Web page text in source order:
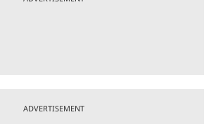
ADVERTISEMENT